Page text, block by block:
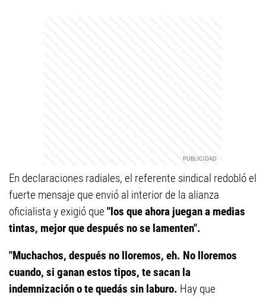
En declaraciones radiales, el referente sindical redobló el
fuerte mensaje que envió al interior de la alianza
oficialista y exigió que "los que ahora juegan a medias
tintas, mejor que después no se lamenten".
"Muchachos, después no lloremos, eh. No lloremos
cuando, si ganan estos tipos, te sacan la
indemnización o te quedás sin laburo. Hay que